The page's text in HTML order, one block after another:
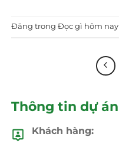
Đăng trongĐọc gì hôm nay
Thông tin dự án
Khách hàng: